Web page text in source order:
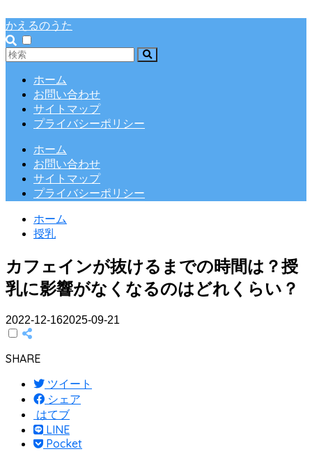
かえるのうた
ホーム
お問い合わせ
サイトマップ
プライバシーポリシー
ホーム
お問い合わせ
サイトマップ
プライバシーポリシー
ホーム
授乳
カフェインが抜けるまでの時間は？授
乳に影響がなくなるのはどれくらい？
2022-12-162025-09-21
SHARE
ツイート
シェア
はてブ
LINE
Pocket